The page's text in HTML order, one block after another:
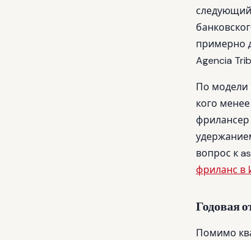
примерно
Agencia
По модели
кого
вопрос к
фриланс в
Годовая
Помимо